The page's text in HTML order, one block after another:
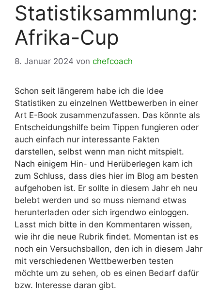
Statistiksammlung:
Afrika-Cup
8. Januar 2024 von chefcoach
Schon seit längerem habe ich die Idee
Statistiken zu einzelnen Wettbewerben in einer
Art E-Book zusammenzufassen. Das könnte als
Entscheidungshilfe beim Tippen fungieren oder
auch einfach nur interessante Fakten
darstellen, selbst wenn man nicht mitspielt.
Nach einigem Hin- und Herüberlegen kam ich
zum Schluss, dass dies hier im Blog am besten
aufgehoben ist. Er sollte in diesem Jahr eh neu
belebt werden und so muss niemand etwas
herunterladen oder sich irgendwo einloggen.
Lasst mich bitte in den Kommentaren wissen,
wie ihr die neue Rubrik findet. Momentan ist es
noch ein Versuchsballon, den ich in diesem Jahr
mit verschiedenen Wettbewerben testen
möchte um zu sehen, ob es einen Bedarf dafür
bzw. Interesse daran gibt.